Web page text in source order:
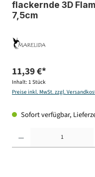
flackernde 3D
7,5cm
11,39 €*
Inhalt: 1 Stück
Preise inkl. MwSt. zzgl.
Sofort verfügbar,